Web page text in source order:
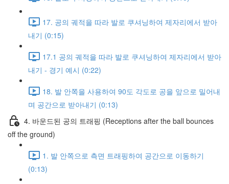
17. 공의 궤적을 따라 발로 쿠셔닝하여 제자리에서 받아
내기 (0:15)
17.1 공의 궤적을 따라 발로 쿠셔닝하여 제자리에서 받아
내기 - 경기 예시 (0:22)
18. 발 안쪽을 사용하여 90도 각도로 공을 앞으로 밀어내
며 공간으로 받아내기 (0:13)
4. 바운드된 공의 트래핑 (Receptions after the ball bounces
off the ground)
1. 발 안쪽으로 측면 트래핑하여 공간으로 이동하기
(0:13)